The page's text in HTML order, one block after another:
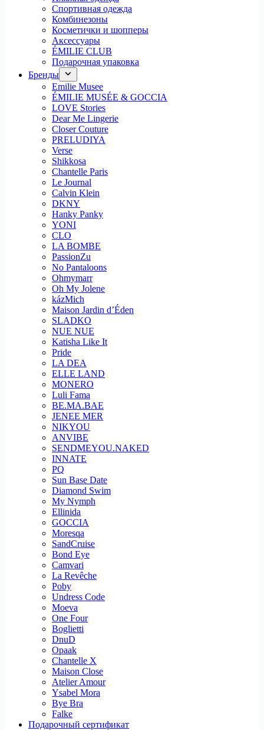
Спортивная одежда
Комбинезоны
Косметички и шопперы
Аксессуары
ÉMILIE CLUB
Подарочная упаковка
Бренды
Emilie Musee
ÉMILIE MUSÉE & GOCCIA
LOVE Stories
Dear Me Lingerie
Closer Couture
PRELUDIYA
Verse
Shikkosa
Chantelle Paris
Le Journal
Calvin Klein
DKNY
Hanky Panky
YONI
CLO
LA BOMBE
PassionZu
No Pantaloons
Ohmymarr
Oh My Jolene
kázMich
Maison Jardin d’Éden
SLADKO
NUE NUE
Katisha Like It
Pride
LA DEA
ELLE LAND
MONERO
Luli Fama
BE.MA.BAE
JENEE MER
NIKYOU
ANVIBE
SENDMEYOU.NAKED
INNATE
PQ
Sun Base Date
Diamond Swim
My Nymph
Ellinida
GOCCIA
Moresqa
SandCruise
Bond Eye
Camvari
La Revêche
Poby
Undress Code
Moeva
One Four
Boglietti
DnuD
Opaak
Chantelle X
Maison Close
Atelier Amour
Ysabel Mora
Bye Bra
Falke
Подарочный сертификат